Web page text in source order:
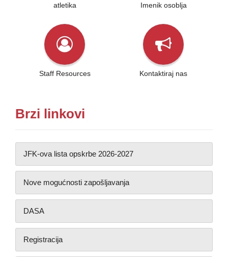
atletika Imenik osoblja
Staff Resources Kontaktiraj nas
Brzi linkovi
JFK-ova lista opskrbe 2026-2027
Nove mogućnosti zapošljavanja
DASA
Registracija